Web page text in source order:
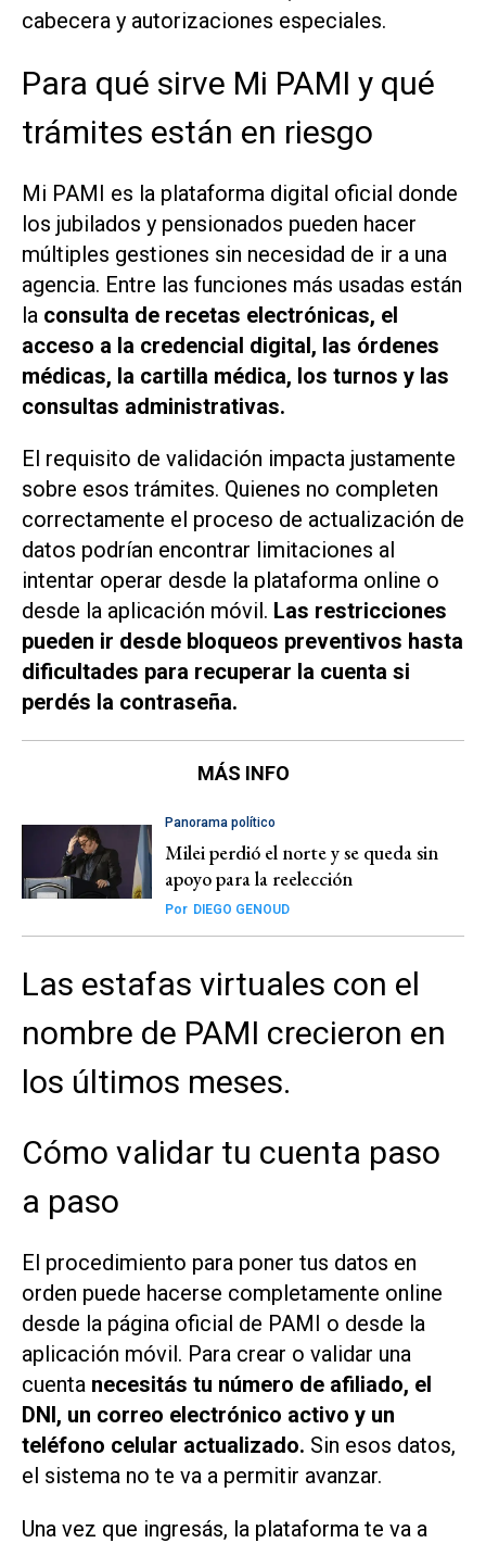
cabecera y autorizaciones especiales.
Para qué sirve Mi PAMI y qué
trámites están en riesgo
Mi PAMI es la plataforma digital oficial donde
los jubilados y pensionados pueden hacer
múltiples gestiones sin necesidad de ir a una
agencia. Entre las funciones más usadas están
la consulta de recetas electrónicas, el
acceso a la credencial digital, las órdenes
médicas, la cartilla médica, los turnos y las
consultas administrativas.
El requisito de validación impacta justamente
sobre esos trámites. Quienes no completen
correctamente el proceso de actualización de
datos podrían encontrar limitaciones al
intentar operar desde la plataforma online o
desde la aplicación móvil. Las restricciones
pueden ir desde bloqueos preventivos hasta
dificultades para recuperar la cuenta si
perdés la contraseña.
MÁS INFO
Panorama político
Milei perdió el norte y se queda sin
apoyo para la reelección
Por DIEGO GENOUD
Las estafas virtuales con el
nombre de PAMI crecieron en
los últimos meses.
Cómo validar tu cuenta paso
a paso
El procedimiento para poner tus datos en
orden puede hacerse completamente online
desde la página oficial de PAMI o desde la
aplicación móvil. Para crear o validar una
cuenta necesitás tu número de afiliado, el
DNI, un correo electrónico activo y un
teléfono celular actualizado. Sin esos datos,
el sistema no te va a permitir avanzar.
Una vez que ingresás, la plataforma te va a